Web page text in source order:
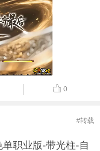
0
#转载
职业版-带光柱-自